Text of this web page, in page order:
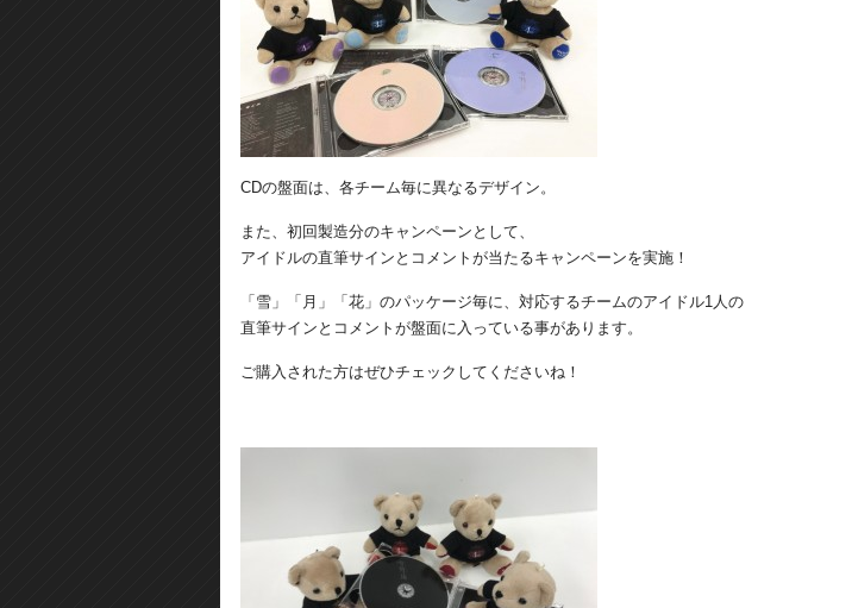
CDの盤面は、各チーム毎に異なるデザイン。
また、初回製造分のキャンペーンとして、
アイドルの直筆サインとコメントが当たるキャンペーンを実施！
「雪」「月」「花」のパッケージ毎に、対応するチームのアイドル1人の
直筆サインとコメントが盤面に入っている事があります。
ご購入された方はぜひチェックしてくださいね！